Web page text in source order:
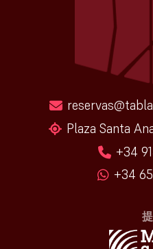
Plaza Santa
+34
+34